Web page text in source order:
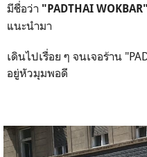
มีชื่อว่า "PADTHAI WOKBAR"
แนะนำมา
เดินไปเรื่อย ๆ จนเจอร้าน
อยู่หัวมุมพอดี